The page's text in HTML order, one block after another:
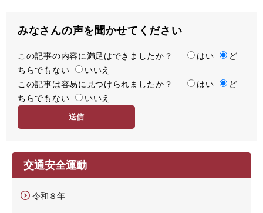
みなさんの声を聞かせてください
満
足
度
この記事の内容に満足はできましたか？ はい
ど
ちらでもない
いいえ
容
易
この記事は容易に見つけられましたか？ はい
ど
ちらでもない
いいえ
交通安全運動
令和８年